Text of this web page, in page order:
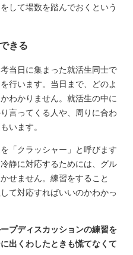
して場数を踏んでおくという
きる
当日に集まった就活生同士で
行います。当日まで、どのよ
わかりません。就活生の中に
言ってくる人や、周りに合わ
います。
「クラッシャー」と呼びます
静に対応するためには、グル
せません。練習をすること
て対応すればいいのかわかっ
プディスカッションの練習を
出くわしたときも慌てなくて